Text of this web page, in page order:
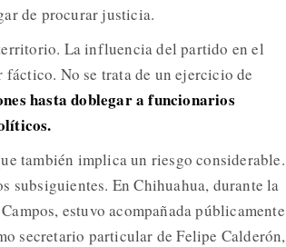
de procurar justicia.
La influencia del partido en el
No se trata de un ejercicio de
hasta doblegar a funcionarios
también implica un riesgo considerable.
subsiguientes. En Chihuahua, durante la
estuvo acompañada públicamente
secretario particular de Felipe Calderón,